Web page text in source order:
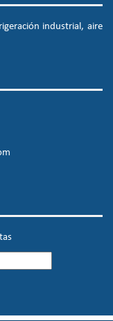
industrial, aire